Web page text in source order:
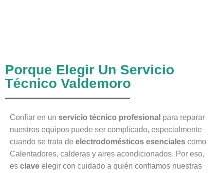
Porque Elegir Un Servicio
Técnico Valdemoro
Confiar en un servicio técnico profesional para reparar
nuestros equipos puede ser complicado, especialmente
cuando se trata de electrodomésticos esenciales como
Calentadores, calderas y aires acondicionados. Por eso,
es clave elegir con cuidado a quién confiamos nuestras